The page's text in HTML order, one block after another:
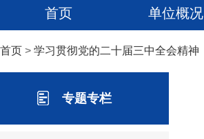
首页 单位概况
首页 > 学习贯彻党的二十届三中全会精神
专题专栏